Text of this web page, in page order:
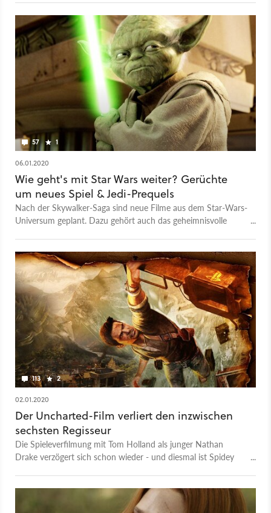
57 1
06.01.2020
Wie geht's mit Star Wars weiter? Gerüchte
um neues Spiel & Jedi-Prequels
Nach der Skywalker-Saga sind neue Filme aus dem Star-Wars-
Universum geplant. Dazu gehört auch das geheimnisvolle
113 2
02.01.2020
Der Uncharted-Film verliert den inzwischen
sechsten Regisseur
Die Spieleverfilmung mit Tom Holland als junger Nathan
Drake verzögert sich schon wieder - und diesmal ist Spidey